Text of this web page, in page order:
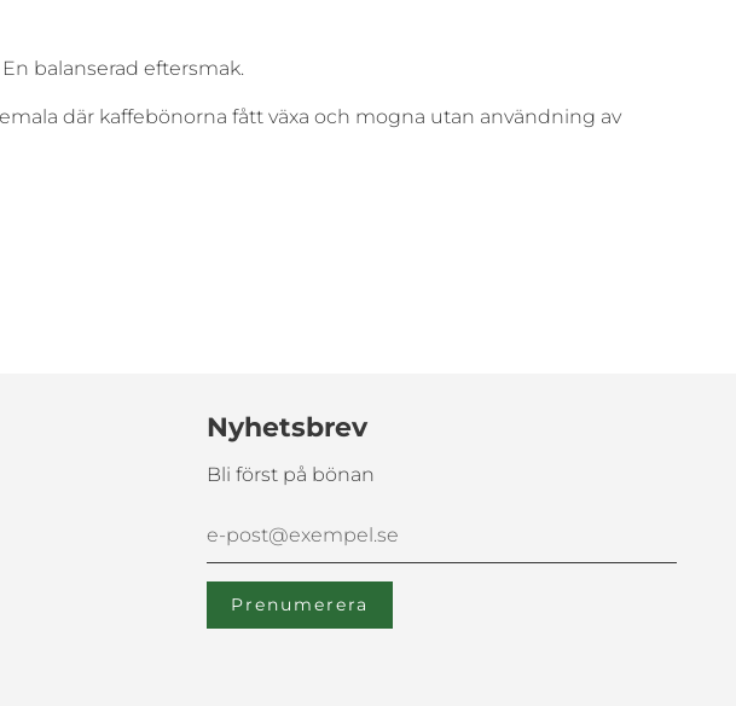
En balanserad eftersmak.
där kaffebönorna fått växa och mogna utan användning av
Nyhetsbrev
Bli först på bönan
Bli först på bönan